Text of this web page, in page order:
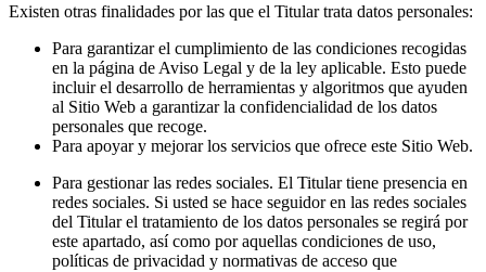
Existen otras finalidades por las que el Titular trata datos personales:
Para garantizar el cumplimiento de las condiciones recogidas
en la página de Aviso Legal y de la ley aplicable. Esto puede
incluir el desarrollo de herramientas y algoritmos que ayuden
al Sitio Web a garantizar la confidencialidad de los datos
personales que recoge.
Para apoyar y mejorar los servicios que ofrece este Sitio Web.
Para gestionar las redes sociales. El Titular tiene presencia en
redes sociales. Si usted se hace seguidor en las redes sociales
del Titular el tratamiento de los datos personales se regirá por
este apartado, así como por aquellas condiciones de uso,
políticas de privacidad y normativas de acceso que